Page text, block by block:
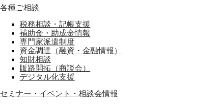
各種ご相談
税務相談・記帳支援
補助金・助成金情報
専門家派遣制度
資金調達（融資・金融情報）
知財相談
販路開拓（商談会）
デジタル化支援
セミナー・イベント・相談会情報